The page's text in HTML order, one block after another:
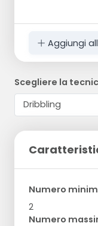
Aggiungi
Scegliere la
Numero
2
Numero